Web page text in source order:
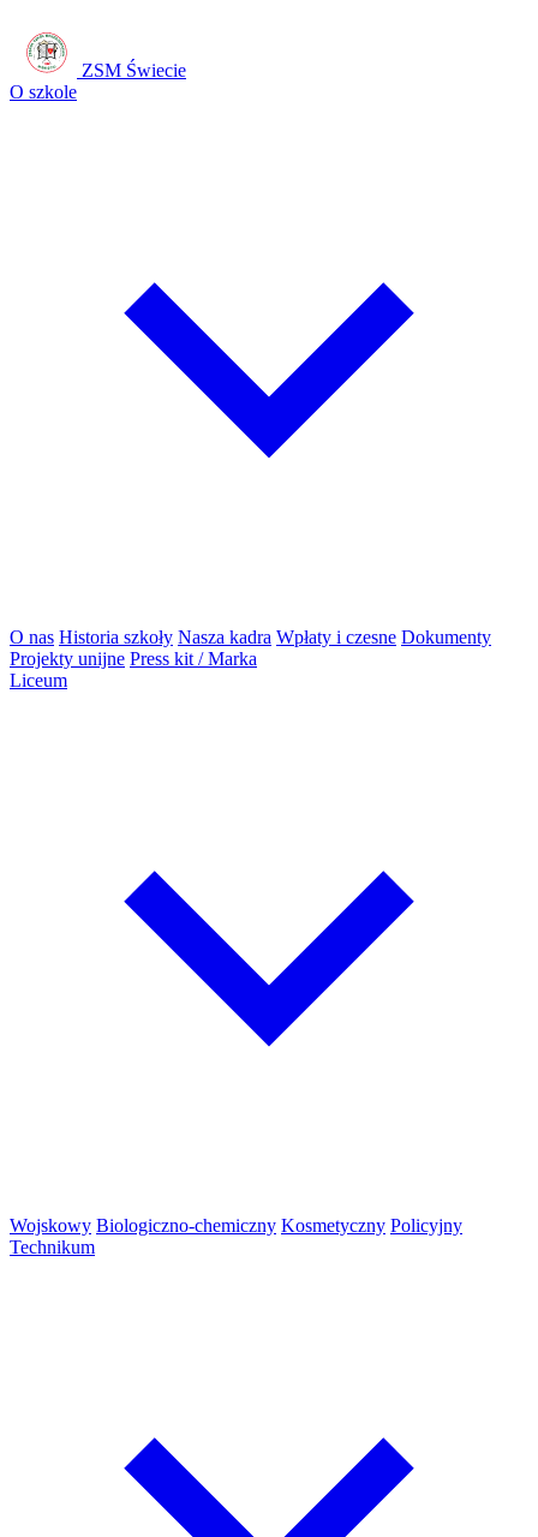
ZSM Świecie
O szkole
O nas Historia szkoły Nasza kadra Wpłaty i czesne Dokumenty
Projekty unijne Press kit / Marka
Liceum
Wojskowy Biologiczno-chemiczny Kosmetyczny Policyjny
Technikum